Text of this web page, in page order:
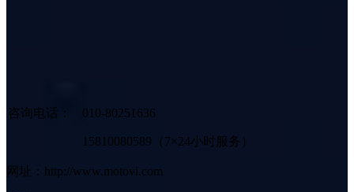
咨询电话： 010-80251636
15810080589（7×24小时服务）
网址：http://www.motovi.com